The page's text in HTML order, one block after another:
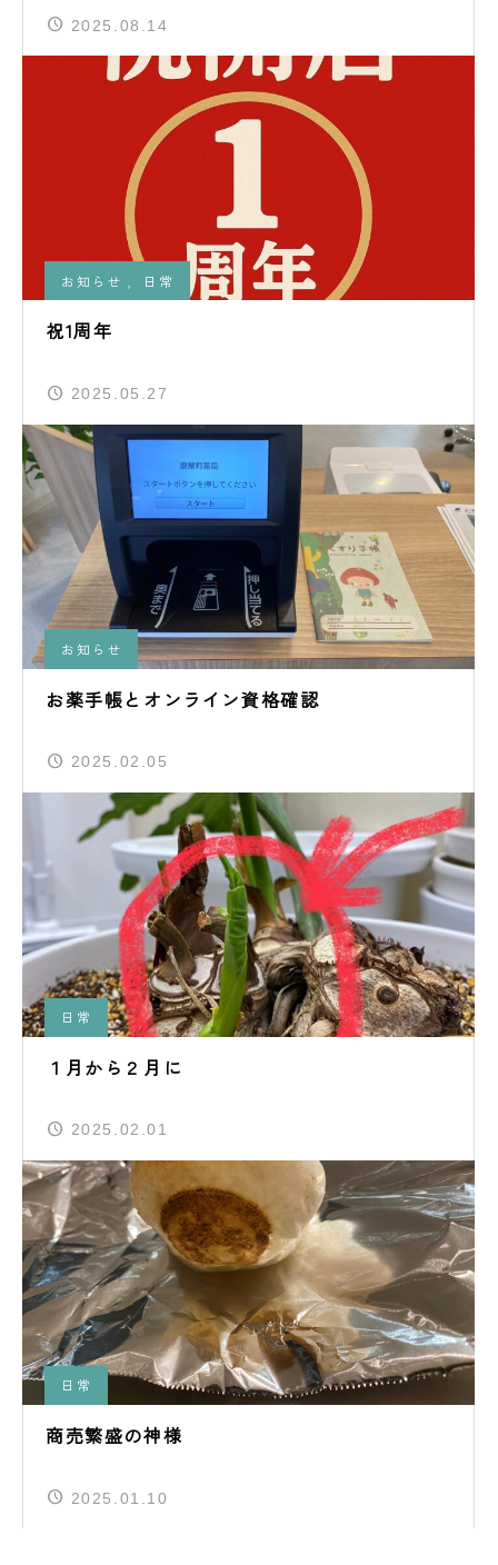
2025.08.14
お知らせ 日常
祝1周年
2025.05.27
お知らせ
お薬手帳とオンライン資格確認
2025.02.05
日常
１月から２月に
2025.02.01
日常
商売繁盛の神様
2025.01.10